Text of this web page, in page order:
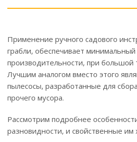
Применение ручного садового
грабли, обеспечивает
производительности, при большой
Лучшим аналогом вместо этого
пылесосы, разработанные для
прочего мусора.
Рассмотрим подробнее
разновидности, и свойственные им